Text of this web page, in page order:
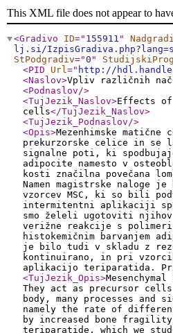
This XML file does not appear to
<Gradivo ID=" 155911 "
lj.si/
StPodgradiv="0 "
<PID
Url=" http://
<Naslov>Vpliv različnih
<Podnaslov/>
<TujJezik_Naslov>Effects of
cells</TujJezik_Naslov>
<TujJezik_Podnaslov/>
<Opis>Mezenhimske
prekurzorske celice in se
signalne poti, ki
adipocite namesto v
kosti značilna povečana
Namen magistrske naloge
vzorcev MSC, ki so bili
intermitentni aplikaciji
smo želeli ugotoviti njihov
verižne reakcije s
histokemičnim
je bilo tudi v skladu z
kontinuirano, in pri
aplikacijo teriparatida. Pri
<TujJezik_Opis>
They act as precursor
body, many processes
namely the rate of
by increased bone fragility
teriparatide, which we